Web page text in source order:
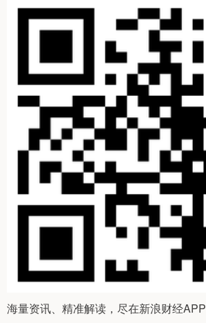
海量资讯、精准解读，尽在新浪财经APP